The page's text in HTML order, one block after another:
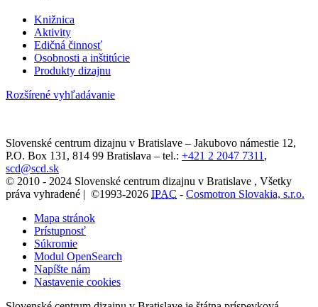
Knižnica
Aktivity
Edičná činnosť
Osobnosti a inštitúcie
Produkty dizajnu
Rozšírené vyhľadávanie
Slovenské centrum dizajnu v Bratislave – Jakubovo námestie 12,
P.O. Box 131, 814 99 Bratislava – tel.: +421 2 2047 7311 ,
scd@scd.sk
© 2010 - 2024 Slovenské centrum dizajnu v Bratislave , Všetky
práva vyhradené | ©1993-2026 IPAC - Cosmotron Slovakia, s.r.o.
Mapa stránok
Prístupnosť
Súkromie
Modul OpenSearch
Napíšte nám
Nastavenie cookies